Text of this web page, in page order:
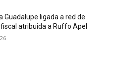
Guadalupe ligada a red de
atribuida a Ruffo Apel